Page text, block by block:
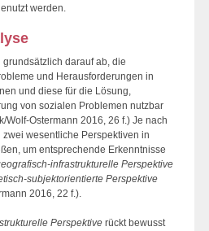
werden.
darauf ab, die
und Herausforderungen in
und diese für die Lösung,
von sozialen Problemen nutzbar
Wolf-Ostermann 2016, 26 f.) Je nach
zwei wesentliche Perspektiven in
um entsprechende Erkenntnisse
infrastrukturelle Perspektive
subjektorientierte Perspektive
2016, 22 f.).
Perspektive rückt bewusst